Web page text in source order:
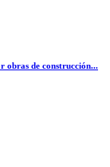
obras de construcción...